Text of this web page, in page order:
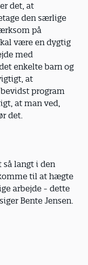
det, at
den særlige
på
være en dygtig
med
enkelte barn og
at
program
at man ved,
det.
så langt i den
til at hægte
arbejde - dette
Bente Jensen.